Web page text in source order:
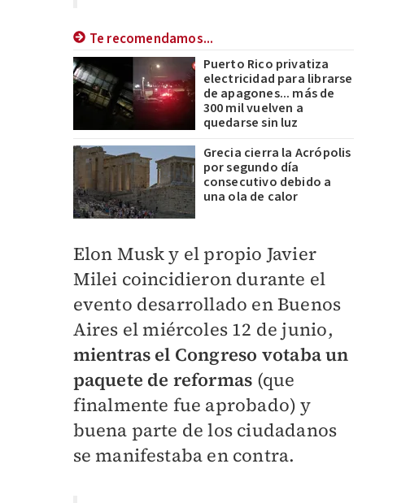
Te recomendamos...
Puerto Rico privatiza
electricidad para librarse
de apagones... más de
300 mil vuelven a
quedarse sin luz
Grecia cierra la Acrópolis
por segundo día
consecutivo debido a
una ola de calor
Elon Musk y el propio Javier
Milei coincidieron durante el
evento desarrollado en Buenos
Aires el miércoles 12 de junio,
mientras el Congreso votaba un
paquete de reformas (que
finalmente fue aprobado) y
buena parte de los ciudadanos
se manifestaba en contra.